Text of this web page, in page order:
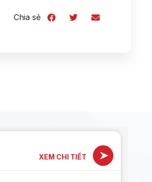
Chia sẻ
XEM CHI TIẾT